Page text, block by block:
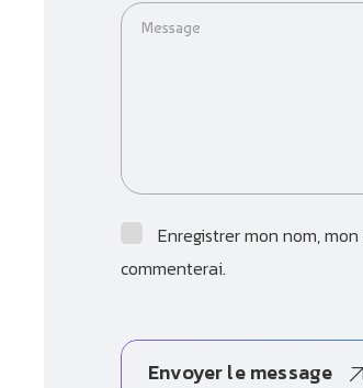
Message
Enregistrer mon nom,
commenterai.
Envoyer le message